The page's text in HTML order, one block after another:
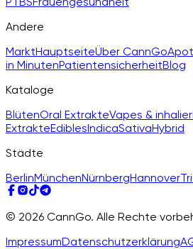
Andere
MarktHauptseiteÜber CannGo
in MinutenPatientensicherheitBlog
Kataloge
BlütenOral ExtrakteVapes &
ExtrakteEdiblesIndicaSativaHybrid
Städte
BerlinMünchenNürnbergHannover
© 2026 CannGo. Alle Rechte
ImpressumDatenschutzerklärung